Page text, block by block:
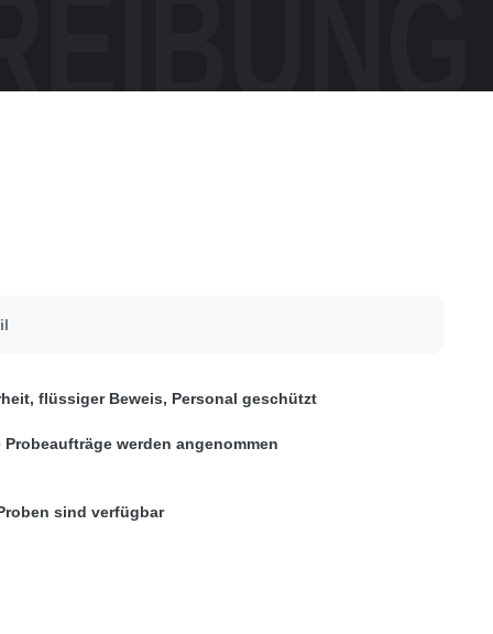
flüssiger Beweis, Personal geschützt
Probeaufträge werden angenommen
sind verfügbar